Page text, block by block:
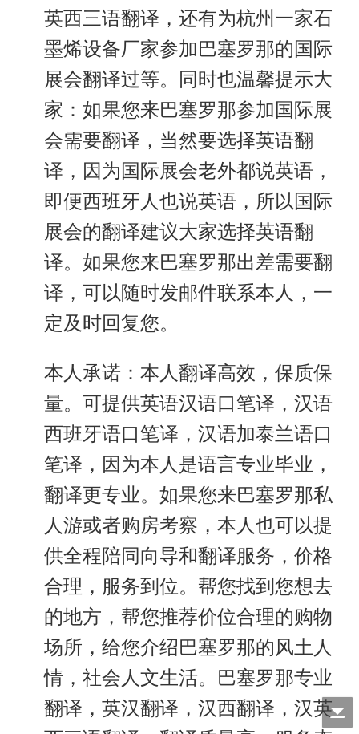
英西三语翻译，还有为杭州一家石
墨烯设备厂家参加巴塞罗那的国际
展会翻译过等。同时也温馨提示大
家：如果您来巴塞罗那参加国际展
会需要翻译，当然要选择英语翻
译，因为国际展会老外都说英语，
即便西班牙人也说英语，所以国际
展会的翻译建议大家选择英语翻
译。如果您来巴塞罗那出差需要翻
译，可以随时发邮件联系本人，一
定及时回复您。
本人承诺：本人翻译高效，保质保
量。可提供英语汉语口笔译，汉语
西班牙语口笔译，汉语加泰兰语口
笔译，因为本人是语言专业毕业，
翻译更专业。如果您来巴塞罗那私
人游或者购房考察，本人也可以提
供全程陪同向导和翻译服务，价格
合理，服务到位。帮您找到您想去
的地方，帮您推荐价位合理的购物
场所，给您介绍巴塞罗那的风土人
情，社会人文生活。巴塞罗那专业
翻译，英汉翻译，汉西翻译，汉英